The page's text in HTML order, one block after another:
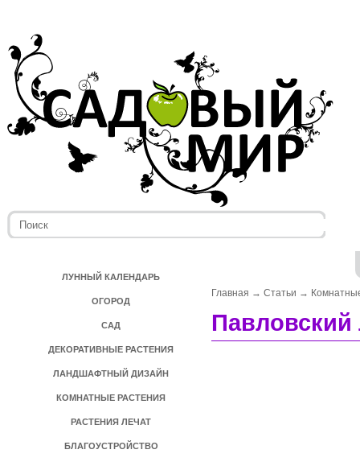
ЛУННЫЙ КАЛЕНДАРЬ
ОГОРОД
САД
ДЕКОРАТИВНЫЕ РАСТЕНИЯ
ЛАНДШАФТНЫЙ ДИЗАЙН
КОМНАТНЫЕ РАСТЕНИЯ
РАСТЕНИЯ ЛЕЧАТ
БЛАГОУСТРОЙСТВО
Главная → Статьи →